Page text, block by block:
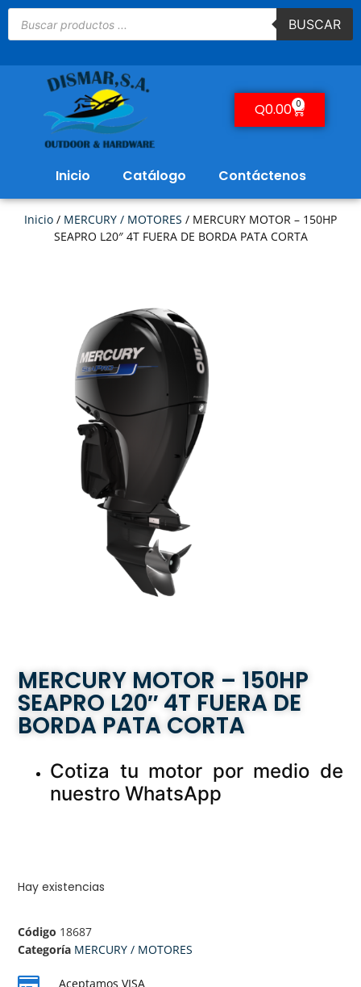
BUSCAR
Q0.00 0
Inicio Catálogo Contáctenos
Inicio / MERCURY / MOTORES / MERCURY MOTOR – 150HP
SEAPRO L20″ 4T FUERA DE BORDA PATA CORTA
MERCURY MOTOR – 150HP
SEAPRO L20″ 4T FUERA DE
BORDA PATA CORTA
Cotiza tu motor por medio de
nuestro WhatsApp
Hay existencias
Código 18687
Categoría MERCURY / MOTORES
Aceptamos VISA